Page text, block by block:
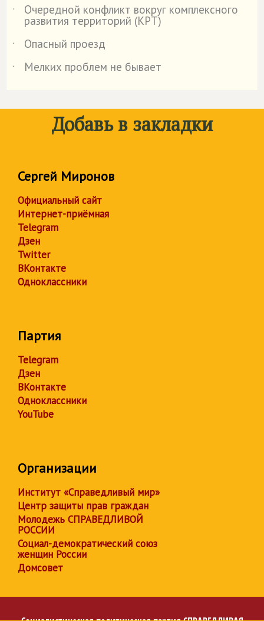
˙
Очередной конфликт вокруг комплексного
развития территорий (КРТ)
˙
Опасный проезд
˙
Мелких проблем не бывает
Добавь в закладки
Сергей Миронов
Официальный сайт
Интернет-приёмная
Telegram
Дзен
Twitter
ВКонтакте
Одноклассники
Партия
Telegram
Дзен
ВКонтакте
Одноклассники
YouTube
Организации
Институт «Справедливый мир»
Центр защиты прав граждан
Молодежь СПРАВЕДЛИВОЙ
РОССИИ
Социал-демократический союз
женщин России
Домсовет